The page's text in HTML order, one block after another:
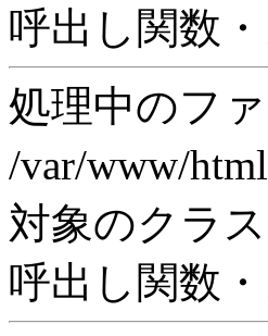
呼出し関数
処理中のファ
/var/www/
対象のクラス
呼出し関数